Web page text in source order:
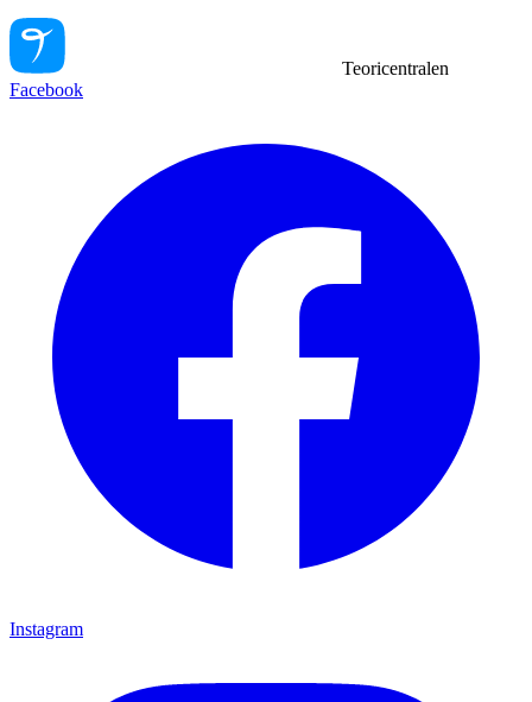
Teoricentralen
Facebook
Instagram